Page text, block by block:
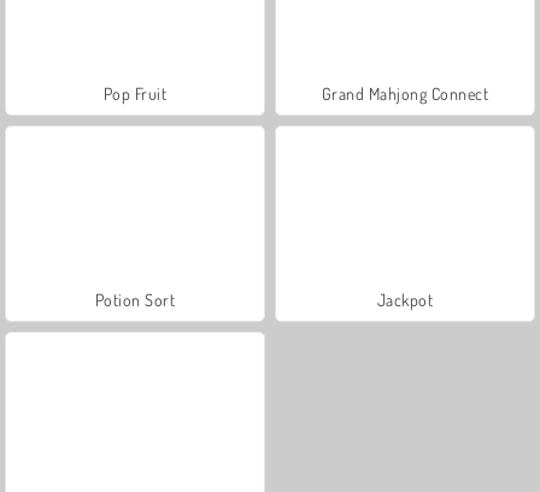
Pop Fruit Grand Mahjong Connect
Potion Sort Jackpot